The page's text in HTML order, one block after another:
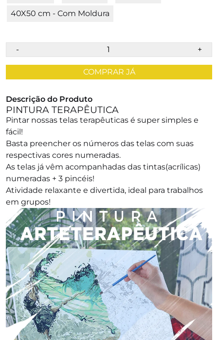
40X50 cm - Com Moldura
- +
COMPRAR JÁ
Descrição do Produto
PINTURA TERAPÊUTICA
Pintar nossas telas terapêuticas é super simples e
fácil!
Basta preencher os números das telas com suas
respectivas cores numeradas.
As telas já vêm acompanhadas das tintas(acrílicas)
numeradas + 3 pincéis!
Atividade relaxante e divertida, ideal para trabalhos
em grupos!